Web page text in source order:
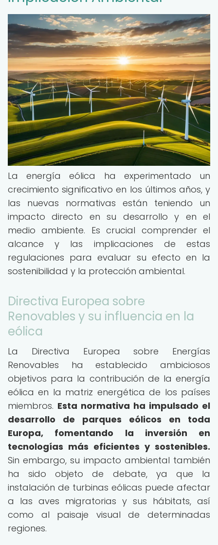
La energía eólica ha experimentado un
crecimiento significativo en los últimos años, y
las nuevas normativas están teniendo un
impacto directo en su desarrollo y en el
medio ambiente. Es crucial comprender el
alcance y las implicaciones de estas
regulaciones para evaluar su efecto en la
sostenibilidad y la protección ambiental.
Directiva Europea sobre
Renovables y su influencia en la
eólica
La Directiva Europea sobre Energías
Renovables ha establecido ambiciosos
objetivos para la contribución de la energía
eólica en la matriz energética de los países
miembros. Esta normativa ha impulsado el
desarrollo de parques eólicos en toda
Europa, fomentando la inversión en
tecnologías más eficientes y sostenibles.
Sin embargo, su impacto ambiental también
ha sido objeto de debate, ya que la
instalación de turbinas eólicas puede afectar
a las aves migratorias y sus hábitats, así
como al paisaje visual de determinadas
regiones.